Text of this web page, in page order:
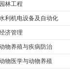
园林工程
利机电设备及自动化
济管理
物养殖与疾病防治
物医学与动物养殖